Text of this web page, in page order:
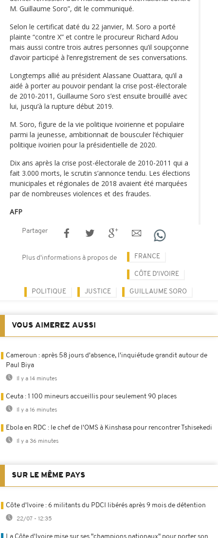
M. Guillaume Soro”, dit le communiqué.
Selon le certificat daté du 22 janvier, M. Soro a porté
plainte “contre X” et contre le procureur Richard Adou
mais aussi contre trois autres personnes qu’il soupçonne
d’avoir participé à l’enregistrement de ses conversations.
Longtemps allié au président Alassane Ouattara, qu’il a
aidé à porter au pouvoir pendant la crise post-électorale
de 2010-2011, Guillaume Soro s’est ensuite brouillé avec
lui, jusqu‘à la rupture début 2019.
M. Soro, figure de la vie politique ivoirienne et populaire
parmi la jeunesse, ambitionnait de bousculer l‘échiquier
politique ivoirien pour la présidentielle de 2020.
Dix ans après la crise post-électorale de 2010-2011 qui a
fait 3.000 morts, le scrutin s’annonce tendu. Les élections
municipales et régionales de 2018 avaient été marquées
par de nombreuses violences et des fraudes.
AFP
Partager
Plus d'informations à propos de FRANCE
CÔTE D'IVOIRE
POLITIQUE JUSTICE GUILLAUME SORO
VOUS AIMEREZ AUSSI
Cameroun : après 58 jours d'absence, l'inquiétude grandit autour de
Paul Biya
Il y a 14 minutes
Ceuta : 1 100 mineurs accueillis pour seulement 90 places
Il y a 16 minutes
Ebola en RDC : le chef de l'OMS à Kinshasa pour rencontrer Tshisekedi
Il y a 36 minutes
SUR LE MÊME PAYS
Côte d'Ivoire : 6 militants du PDCI libérés après 9 mois de détention
22/07 - 12:35